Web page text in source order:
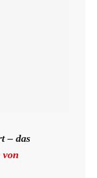
– das
von